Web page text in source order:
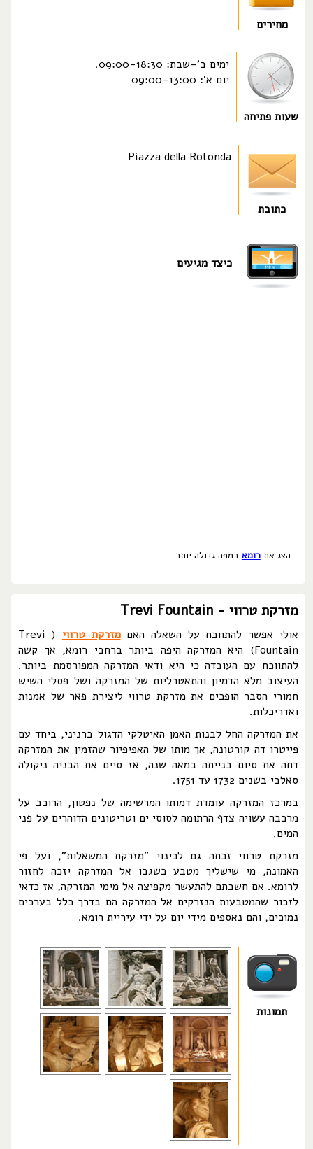
מחירים
שעות פתיחה
ימים ב'-שבת: 09:00-18:30.
יום א': 09:00-13:00
כתובת
Piazza della Rotonda
כיצד מגיעים
הצג אתרומא במפה גדולה יותר
מזרקת טרווי - Trevi Fountain
אולי אפשר להתווכח על השאלה האםמזרקת טרווי
( Trevi
Fountain) היא המזרקה היפה ביותר ברחבי רומא, אך קשה
להתווכח עם העובדה כי היא ודאי המזרקה המפורסמת ביותר.
העיצוב מלא הדמיון והתאטרליות של המזרקה ושל פסלי השיש
חמורי הסבר הופכים את מזרקת טרווי ליצירת פאר של אמנות
ואדריכלות.
את המזרקה החל לבנות האמן האיטלקי הדגול ברניני, ביחד עם
פייטרו דה קורטונה, אך מותו של האפיפיור שהזמין את המזרקה
דחה את סיום בנייתה במאה שנה, אז סיים את הבניה ניקולה
סאלבי בשנים 1732 עד 1751.
במרכז המזרקה עומדת דמותו המרשימה של נפטון, הרוכב על
מרכבה עשויה צדף הרתומה לסוסי ים וטריטונים הדוהרים על פני
המים.
מזרקת טרווי זכתה גם לכינוי "מזרקת המשאלות", ועל פי
האמונה, מי שישליך מטבע כשגבו אל המזרקה יזכה לחזור
לרומא. אם חשבתם להתעשר מקפיצה אל מימי המזרקה, אז כדאי
לזכור שהמטבעות הנזרקים אל המזרקה הם בדרך כלל בערכים
נמוכים, והם נאספים מידי יום על ידי עיריית רומא.
תמונות